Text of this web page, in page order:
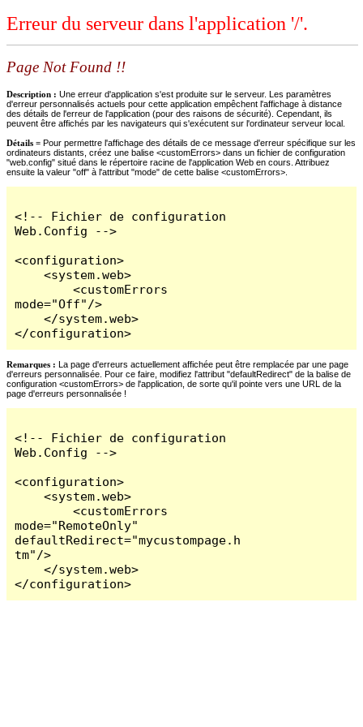
Erreur du serveur dans l'application '/'.
Page Not Found !!
Description : Une erreur d'application s'est produite sur le serveur. Les paramètres
d'erreur personnalisés actuels pour cette application empêchent l'affichage à distance
des détails de l'erreur de l'application (pour des raisons de sécurité). Cependant, ils
peuvent être affichés par les navigateurs qui s'exécutent sur l'ordinateur serveur local.
Détails = Pour permettre l'affichage des détails de ce message d'erreur spécifique sur les
ordinateurs distants, créez une balise <customErrors> dans un fichier de configuration
"web.config" situé dans le répertoire racine de l'application Web en cours. Attribuez
ensuite la valeur "off" à l'attribut "mode" de cette balise <customErrors>.
<!-- Fichier de configuration
Web.Config -->
<configuration>
    <system.web>
        <customErrors
mode="Off"/>
    </system.web>
</configuration>
Remarques : La page d'erreurs actuellement affichée peut être remplacée par une page
d'erreurs personnalisée. Pour ce faire, modifiez l'attribut "defaultRedirect" de la balise de
configuration <customErrors> de l'application, de sorte qu'il pointe vers une URL de la
page d'erreurs personnalisée !
<!-- Fichier de configuration
Web.Config -->
<configuration>
    <system.web>
        <customErrors
mode="RemoteOnly"
defaultRedirect="mycustompage.h
tm"/>
    </system.web>
</configuration>